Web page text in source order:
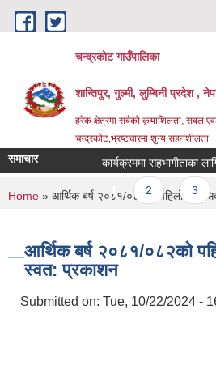
Skip to main content
चन्द्रकोट गाउँपालिका
शान्तिपुर, गुल्मी, लुम्बिनी प्रदेश ,
हरेक क्षेत्रमा सबैको कृयाशिलता, सबल
चन्द्रकोट,भ्रष्टचारमा शुन्य सहनशीलता
समाचार कार्यक्रममा सहभागीताका
Pages
1 3
You are here
Home » आर्थिक बर्ष २०८१/०८२को पहिलो
आर्थिक बर्ष २०८१/०८२को
स्वत: प्रकाशन
Submitted on: Tue, 10/22/2024 -